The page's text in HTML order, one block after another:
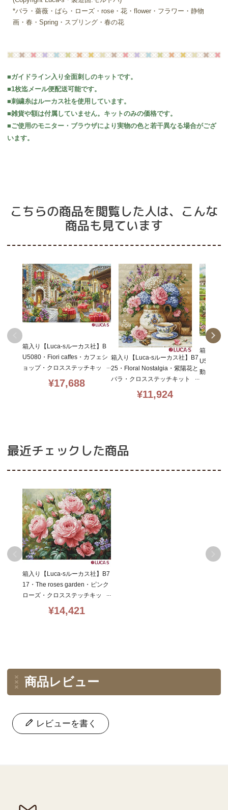
*バラ・薔薇・ばら・ローズ・rose・花・flower・フラワー・静物
画・春・Spring・スプリング・春の花
■ガイドライン入り全面刺しのキットです。
■1枚迄メール便配送可能です。
■刺繍糸はルーカス社を使用しています。
■雑貨や額は付属していません。キットのみの価格です。
■ご使用のモニター・ブラウザにより実物の色と若干異なる場合がござ
います。
こちらの商品を閲覧した人は、こんな
商品も見ています
箱入り【Luca-sルーカス社】B
U5080・Fiori caffes・カフェシ
ョップ・クロスステッチキッ
ト・ライン入り16CT・29×40・
LUCA-S社糸・全面刺し
¥17,688
箱入り【Luca-sルーカス社】B7
25・Floral Nostalgia・紫陽花と
バラ・クロスステッチキット・
ライン入り16CT・32×36・LU
CA-S社糸・全面刺し
¥11,924
箱入り【
U5087・
動物・ク
最近チェックした商品
箱入り【Luca-sルーカス社】B7
17・The roses garden・ピンク
ローズ・クロスステッチキッ
ト・ライン入り16CT・44×35・
LUCA-S社糸・全面刺し
¥14,421
商品レビュー
レビューを書く